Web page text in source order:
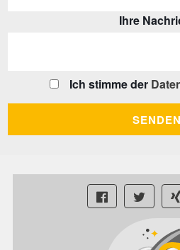
Ihre
Ich stimme der